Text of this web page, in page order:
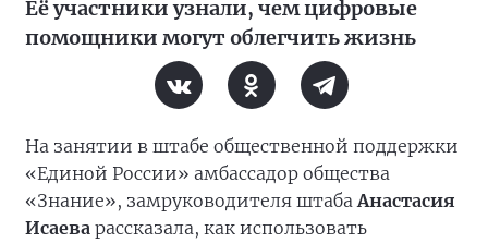
Её участники узнали, чем цифровые
помощники могут облегчить жизнь
На занятии в штабе общественной поддержки
«Единой России» амбассадор общества
«Знание», замруководителя штабаАнастасия
Исаева рассказала, как использовать